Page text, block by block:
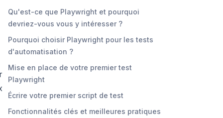
Qu'est-ce que Playwright et pourquoi
devriez-vous vous y intéresser ?
Pourquoi choisir Playwright pour les tests
d'automatisation ?
Mise en place de votre premier test
Playwright
Écrire votre premier script de test
Fonctionnalités clés et meilleures pratiques